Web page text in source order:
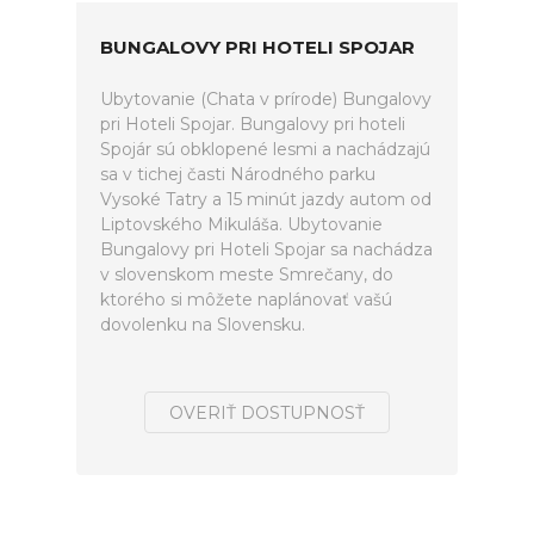
BUNGALOVY PRI HOTELI SPOJAR
Ubytovanie (Chata v prírode) Bungalovy
pri Hoteli Spojar. Bungalovy pri hoteli
Spojár sú obklopené lesmi a nachádzajú
sa v tichej časti Národného parku
Vysoké Tatry a 15 minút jazdy autom od
Liptovského Mikuláša. Ubytovanie
Bungalovy pri Hoteli Spojar sa nachádza
v slovenskom meste Smrečany, do
ktorého si môžete naplánovať vašú
dovolenku na Slovensku.
OVERIŤ DOSTUPNOSŤ